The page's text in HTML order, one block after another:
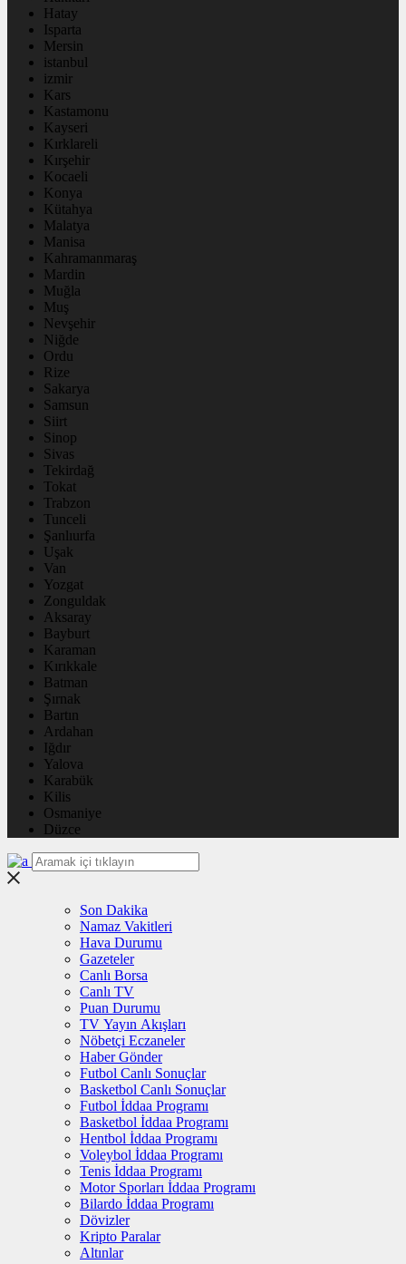
Hatay
Isparta
Mersin
istanbul
izmir
Kars
Kastamonu
Kayseri
Kırklareli
Kırşehir
Kocaeli
Konya
Kütahya
Malatya
Manisa
Kahramanmaraş
Mardin
Muğla
Muş
Nevşehir
Niğde
Ordu
Rize
Sakarya
Samsun
Siirt
Sinop
Sivas
Tekirdağ
Tokat
Trabzon
Tunceli
Şanlıurfa
Uşak
Van
Yozgat
Zonguldak
Aksaray
Bayburt
Karaman
Kırıkkale
Batman
Şırnak
Bartın
Ardahan
Iğdır
Yalova
Karabük
Kilis
Osmaniye
Düzce
Son Dakika
Namaz Vakitleri
Hava Durumu
Gazeteler
Canlı Borsa
Canlı TV
Puan Durumu
TV Yayın Akışları
Nöbetçi Eczaneler
Haber Gönder
Futbol Canlı Sonuçlar
Basketbol Canlı Sonuçlar
Futbol İddaa Programı
Basketbol İddaa Programı
Hentbol İddaa Programı
Voleybol İddaa Programı
Tenis İddaa Programı
Motor Sporları İddaa Programı
Bilardo İddaa Programı
Dövizler
Kripto Paralar
Altınlar